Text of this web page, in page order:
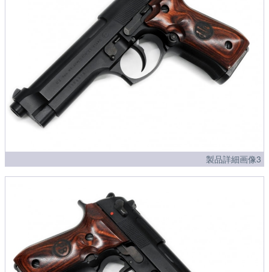
製品詳細画像3